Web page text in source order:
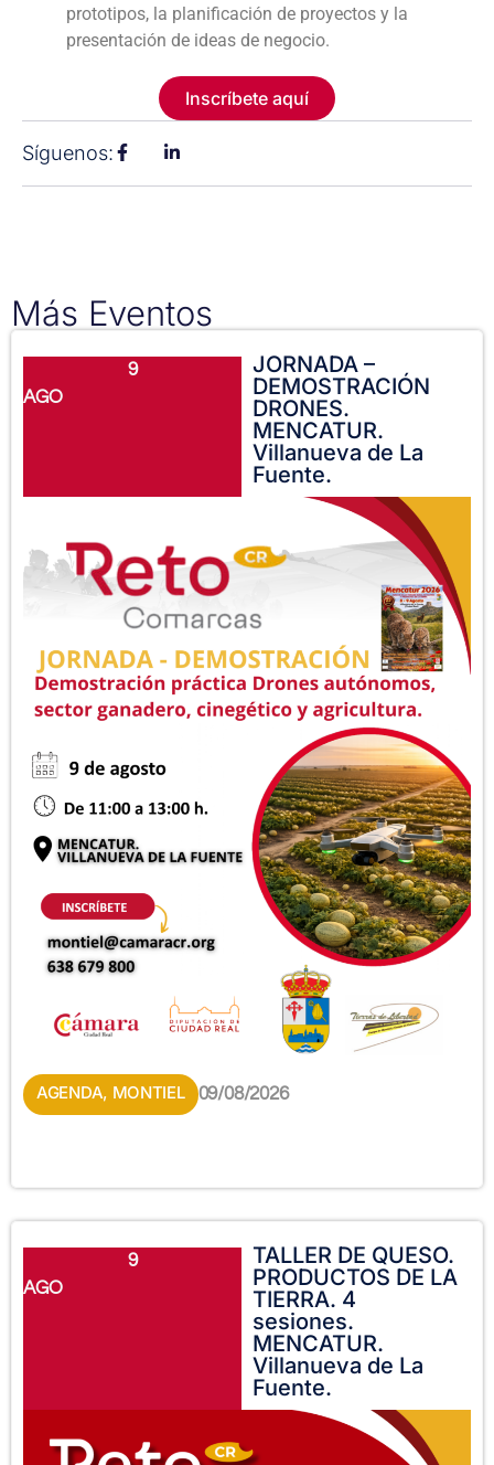
prototipos, la planificación de proyectos y la
presentación de ideas de negocio.
Inscríbete aquí
Síguenos:
Más Eventos
9
AGO
JORNADA –
DEMOSTRACIÓN
DRONES.
MENCATUR.
Villanueva de La
Fuente.
AGENDA, MONTIEL 09/08/2026
9
AGO
TALLER DE QUESO.
PRODUCTOS DE LA
TIERRA. 4
sesiones.
MENCATUR.
Villanueva de La
Fuente.